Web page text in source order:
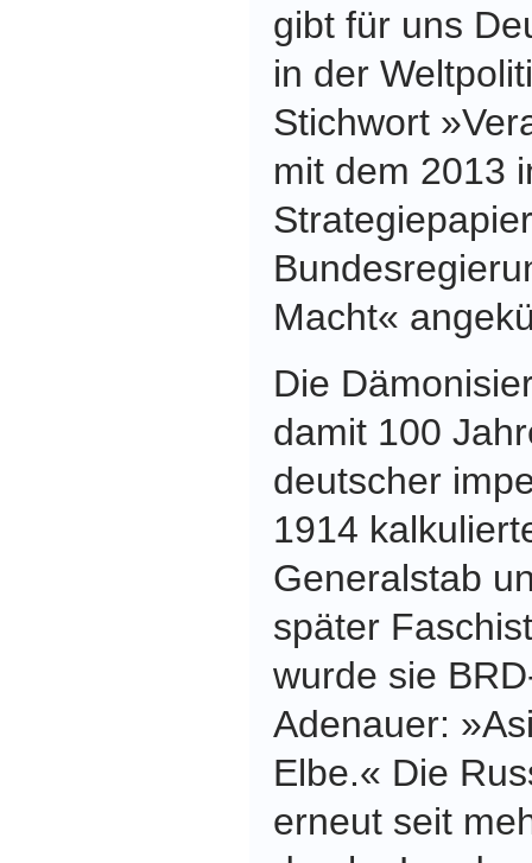
gibt für uns
in der
Stichwort
mit dem 2013
Macht«
Die
damit 100
deutscher
1914
Generalstab
später
wurde sie
Adenauer:
Elbe.« Die
erneut seit